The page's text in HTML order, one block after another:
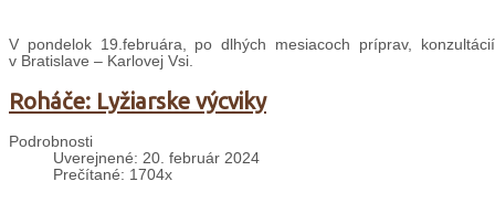
V pondelok 19.februára, po dlhých mesiacoch príprav,
v Bratislave – Karlovej Vsi.
Roháče: Lyžiarske výcviky
Podrobnosti
Uverejnené: 20. február 2024
Prečítané: 1704x